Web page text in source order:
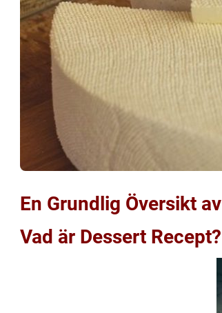
En Grundlig Översikt
Vad är Dessert Recept?